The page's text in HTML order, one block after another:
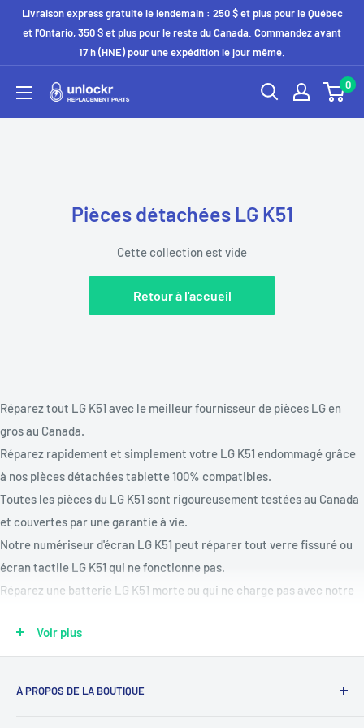
PasserLivraison express gratuite le lendemain : 250 $ et plus pour le Québec
et l'Ontario, 350 $ et plus pour le reste du Canada. Commandez avant
17 h (HNE) pour une expédition le jour même.
Unlockr
0
Pièces détachées LG K51
Cette collection est vide
Retour à l'accueil
Réparez tout LG K51 avec le meilleur fournisseur de pièces LG en
gros au Canada.
Réparez rapidement et simplement votre LG K51 endommagé grâce
à nos pièces détachées tablette 100% compatibles.
Toutes les pièces du LG K51 sont rigoureusement testées au Canada
et couvertes par une garantie à vie.
Notre numériseur d'écran LG K51 peut réparer tout verre fissuré ou
écran tactile LG K51 qui ne fonctionne pas.
Réparez une batterie LG K51 morte ou qui ne charge pas avec notre
Modèles compatibles : K500
Pièces disponibles : port de charge, batterie, boutons de volume et
Voir plus
À PROPOS DE LA BOUTIQUE